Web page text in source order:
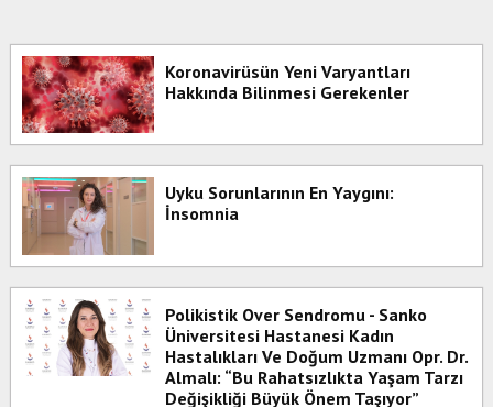
Koronavirüsün Yeni Varyantları
Hakkında Bilinmesi Gerekenler
Uyku Sorunlarının En Yaygını:
İnsomnia
Polikistik Over Sendromu - Sanko
Üniversitesi Hastanesi Kadın
Hastalıkları Ve Doğum Uzmanı Opr. Dr.
Almalı: “Bu Rahatsızlıkta Yaşam Tarzı
Değişikliği Büyük Önem Taşıyor”